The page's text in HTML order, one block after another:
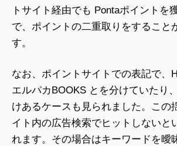
トサイト経由でも Pontaポイントを
で、ポイントの二重取りをすること
す。
なお、ポイントサイトでの表記で、
エルパカBOOKS とを分けていたり
けあるケースも見られました。この
イト内の広告検索でヒットしないと
れます。その場合はキーワードを曖